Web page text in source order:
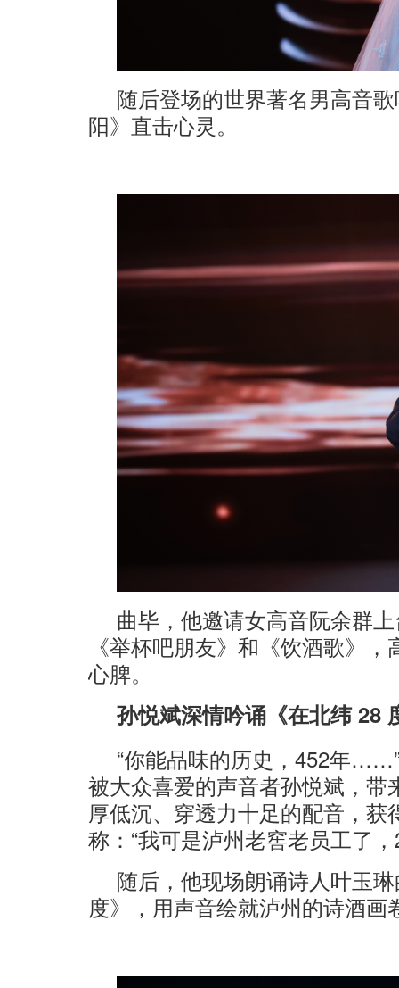
随后登场的世界著名男高音
阳》直击心灵。
曲毕，他邀请女高音阮余群
《举杯吧朋友》和《饮酒歌》
心脾。
孙悦斌深情吟诵《在北纬 28
“你能品味的历史，452年
被大众喜爱的声音者孙悦斌，
厚低沉、穿透力十足的配音，
称：“我可是泸州老窖老员工了
随后，他现场朗诵诗人叶玉
度》，用声音绘就泸州的诗酒画